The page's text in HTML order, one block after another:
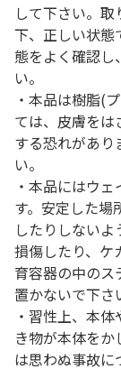
して下さい。
下、正しい状態
態をよく確認し
い。
・本品は樹脂(
ては、皮膚をは
する恐れがあり
い。
・本品にはウ
す。安定した場
したりしない
損傷したり、ケ
育容器の中のス
置かないで下さ
・習性上、本
き物が本体を
は思わぬ事故に